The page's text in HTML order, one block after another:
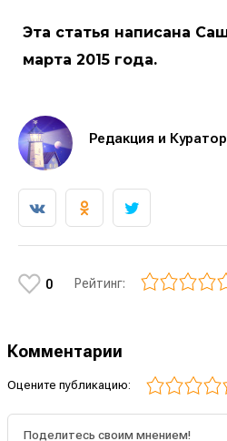
Эта статья написана
марта 2015 года.
Редакция и
0 Рейтинг:
Комментарии
Оцените публикацию: